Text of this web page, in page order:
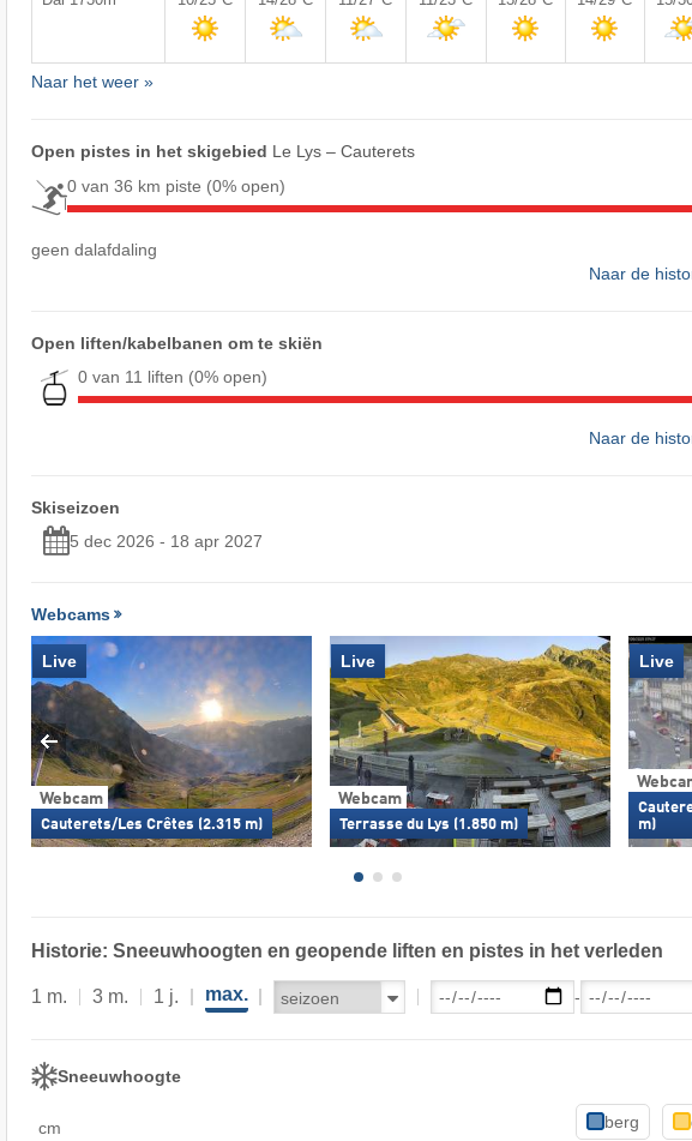
Naar het weer »
Open pistes in het skigebied Le Lys – Cauterets
0 van 36 km piste (0% open)
geen dalafdaling
Naar de
Open liften/kabelbanen om te skiën
0 van 11 liften (0% open)
Naar de
Skiseizoen
5 dec 2026 - 18 apr 2027
Webcams
Webcam
Cauterets/Les Crêtes (2.315 m)
Live
Webcam
Terrasse du Lys (1.850 m)
Live
m)
Live
Historie: Sneeuwhoogten en geopende liften en pistes in het verleden
1 m. 3 m. 1 j. max. -
Sneeuwhoogte
cm berg